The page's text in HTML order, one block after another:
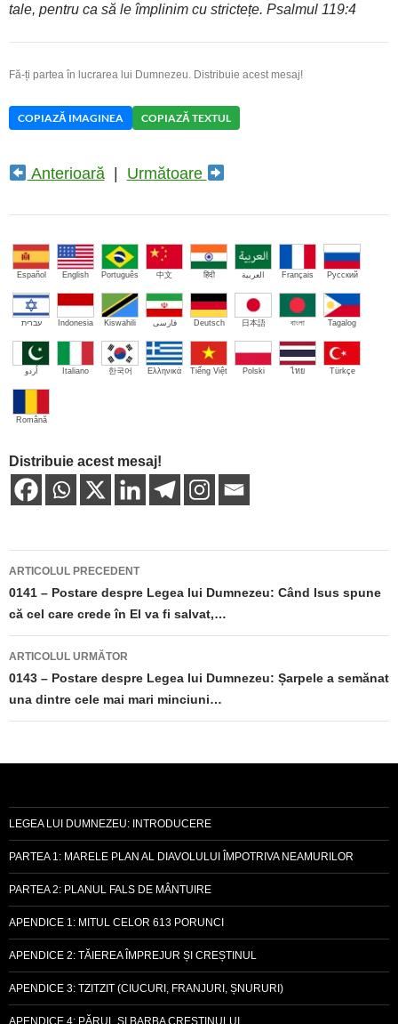
tale, pentru ca să le împlinim cu strictețe. Psalmul 119:4
Fă-ți partea în lucrarea lui Dumnezeu. Distribuie acest mesaj!
COPIAZĂ IMAGINEA COPIAZĂ TEXTUL
Anterioară| Următoare
Español English Português 中文 हिंदी العربية Français Русский
עברית Indonesia Kiswahili فارسی Deutsch 日本語 বাংলা Tagalog
اُردو Italiano 한국어 Ελληνικά Tiếng Việt Polski ไทย Türkçe
Română
Distribuie acest mesaj!
Navigare
în
articole
ARTICOLUL PRECEDENT
0141 – Postare despre Legea lui Dumnezeu: Când Isus spune
că cel care crede în El va fi salvat,…
ARTICOLUL URMĂTOR
0143 – Postare despre Legea lui Dumnezeu: Șarpele a semănat
una dintre cele mai mari minciuni…
LEGEA LUI DUMNEZEU: INTRODUCERE
PARTEA 1: MARELE PLAN AL DIAVOLULUI ÎMPOTRIVA NEAMURILOR
PARTEA 2: PLANUL FALS DE MÂNTUIRE
APENDICE 1: MITUL CELOR 613 PORUNCI
APENDICE 2: TĂIEREA ÎMPREJUR ȘI CREȘTINUL
APENDICE 3: TZITZIT (CIUCURI, FRANJURI, ȘNURURI)
APENDICE 4: PĂRUL ȘI BARBA CREȘTINULUI